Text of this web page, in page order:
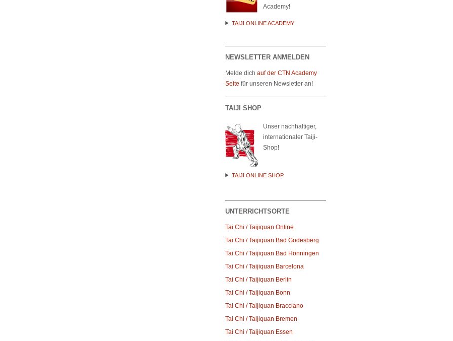
Academy!
TAIJI ONLINE ACADEMY
NEWSLETTER ANMELDEN
Melde dich auf der CTN Academy
Seite für unseren Newsletter an!
TAIJI SHOP
Unser nachhaltiger,
internationaler Taiji-
Shop!
TAIJI ONLINE SHOP
UNTERRICHTSORTE
Tai Chi / Taijiquan Online
Tai Chi / Taijiquan Bad Godesberg
Tai Chi / Taijiquan Bad Hönningen
Tai Chi / Taijiquan Barcelona
Tai Chi / Taijiquan Berlin
Tai Chi / Taijiquan Bonn
Tai Chi / Taijiquan Bracciano
Tai Chi / Taijiquan Bremen
Tai Chi / Taijiquan Essen